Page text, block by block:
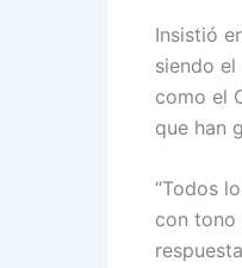
Insistió
siendo
como el
que han
“Todos
con tono